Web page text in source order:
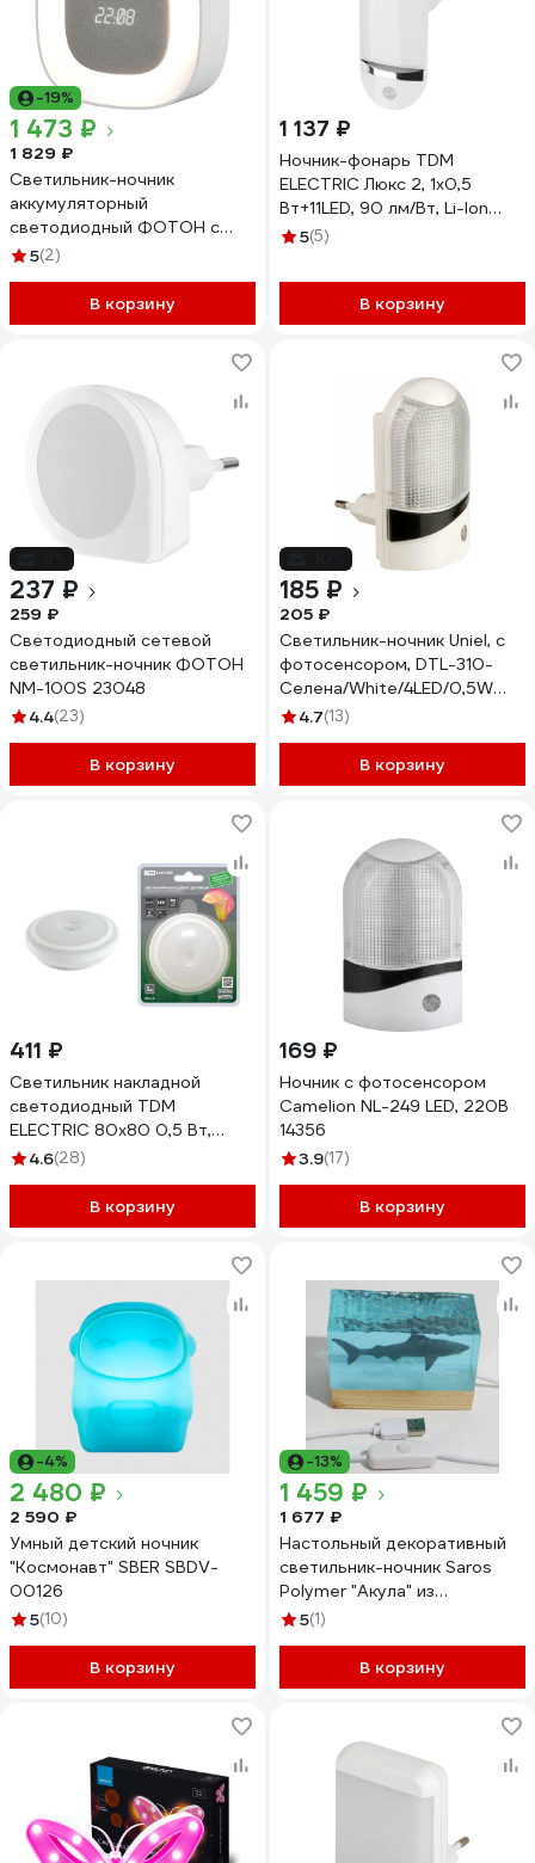
-19%
1 473 ₽
1 829 ₽
Cветильник-ночник
аккумуляторный
светодиодный ФОТОН с
будильником NLA-1200CL
5(2)
В корзину
1 137 ₽
Ночник-фонарь TDM
ELECTRIC Люкс 2, 1х0,5
Вт+11LED, 90 лм/Вт, Li-Ion
500 мАч, датчик освещения
5(5)
В корзину
237 ₽
259 ₽
Светодиодный сетевой
светильник-ночник ФОТОН
NM-100S 23048
4.4(23)
В корзину
185 ₽
205 ₽
Светильник-ночник Uniel, с
фотосенсором, DTL-310-
Селена/White/4LED/0,5W
10327
4.7(13)
В корзину
411 ₽
Светильник накладной
светодиодный TDM
ELECTRIC 80х80 0,5 Вт,
3хААА, датчиком движения и
4.6(28)
В корзину
169 ₽
Ночник с фотосенсором
Camelion NL-249 LED, 220В
14356
3.9(17)
В корзину
-4%
2 480 ₽
2 590 ₽
Умный детский ночник
"Космонавт" SBER SBDV-
00126
5(10)
В корзину
-13%
1 459 ₽
1 677 ₽
Настольный декоративный
светильник-ночник Saros
Polymer "Акула" из
эпоксидной смолы, 6000К,
5(1)
В корзину